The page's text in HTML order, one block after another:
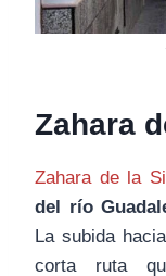
Zahara
Zahara de la
del río
La subida
corta ruta